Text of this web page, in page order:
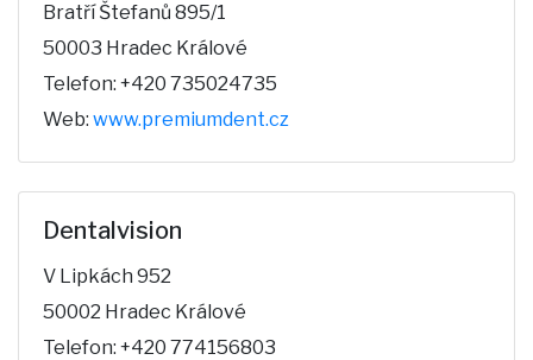
Bratří Štefanů 895/1
50003 Hradec Králové
Telefon: +420 735024735
Web: www.premiumdent.cz
Dentalvision
V Lipkách 952
50002 Hradec Králové
Telefon: +420 774156803